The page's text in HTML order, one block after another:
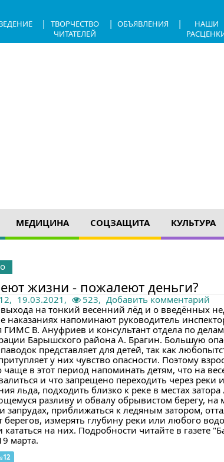
|
ТВОРЧЕСТВО
ЧИТАТЕЛЕЙ
| ОБЪЯВЛЕНИЯ |
НАШИ
МЕДИЦИНА СОЦЗАЩИТА КУЛЬТУРА
жизни - пожалеют деньги?
, 19.03.2021, 523, Добавить комментарий
на тонкий весенний лёд и о введённых
наказаниях напоминают руководитель
ГИМС В. Ануфриев и консультант отдела по
Барышского района А. Брагин. Большую
представляет для детей, так как
у них чувство опасности. Поэтому
чаще в этот период напоминать детям, что на
и что запрещено переходить через реки
льда, подходить близко к реке в местах затора
разливу и обвалу обрывистом берегу, на
запрудах, приближаться к ледяным затором,
измерять глубину реки или любого
на них. Подробности читайте в газете
марта.